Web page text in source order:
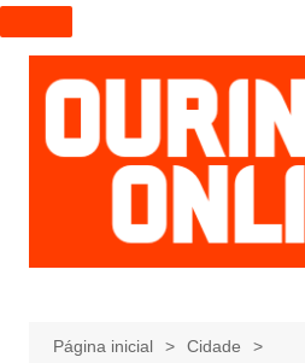
I
r
p
a
r
a
e
Página inicial
Cidade